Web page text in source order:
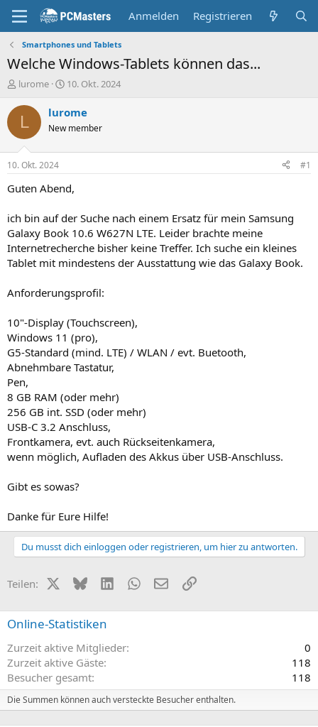
Anmelden Registrieren
Smartphones und Tablets
Welche Windows-Tablets können das...
E
s
e
r
lurome
E
s
e
t
a
m
10. Okt. 2024
L lurome
New member
10. Okt. 2024 #1
Guten Abend,
ich bin auf der Suche nach einem Ersatz für mein Samsung
Galaxy Book 10.6 W627N LTE. Leider brachte meine
Internetrecherche bisher keine Treffer. Ich suche ein kleines
Tablet mit mindestens der Ausstattung wie das Galaxy Book.
Anforderungsprofil:
10"-Display (Touchscreen),
Windows 11 (pro),
G5-Standard (mind. LTE) / WLAN / evt. Buetooth,
Abnehmbare Tastatur,
Pen,
8 GB RAM (oder mehr)
256 GB int. SSD (oder mehr)
USB-C 3.2 Anschluss,
Frontkamera, evt. auch Rückseitenkamera,
wenn möglich, Aufladen des Akkus über USB-Anschluss.
Gibt es sowas?
Danke für Eure Hilfe!
Du musst dich einloggen oder registrieren, um hier zu antworten.
Teilen: X (Twitter)
BlueskyLinkedInWhatsApp
E-MailLink
Online-Statistiken
Zurzeit aktive Mitglieder
0
Zurzeit aktive Gäste
118
Besucher gesamt
118
Die Summen können auch versteckte Besucher enthalten.